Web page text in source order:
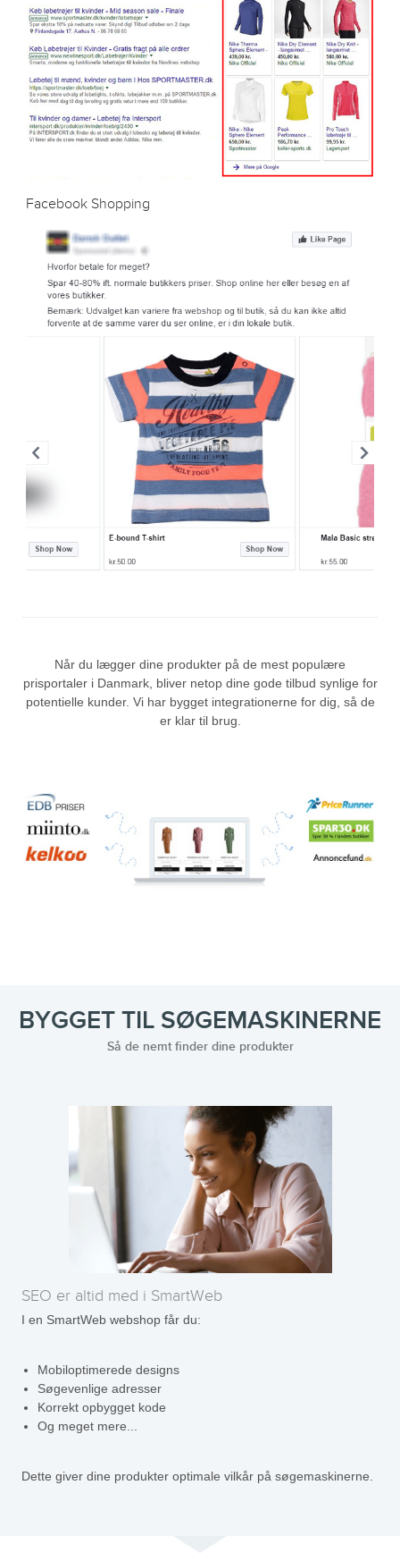
Facebook Shopping
Når du lægger dine produkter på de mest populære
prisportaler i Danmark, bliver netop dine gode tilbud synlige for
potentielle kunder. Vi har bygget integrationerne for dig, så de
er klar til brug.
BYGGET TIL SØGEMASKINERNE
Så de nemt finder dine produkter
SEO er altid med i SmartWeb
I en SmartWeb webshop får du:
Mobiloptimerede designs
Søgevenlige adresser
Korrekt opbygget kode
Og meget mere...
Dette giver dine produkter optimale vilkår på søgemaskinerne.